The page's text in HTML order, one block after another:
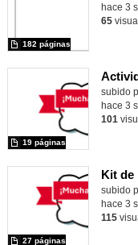
182 páginas
hace 3
65
subido
19 páginas
hace 3
101
Kit de
subido
27 páginas
hace 3
115